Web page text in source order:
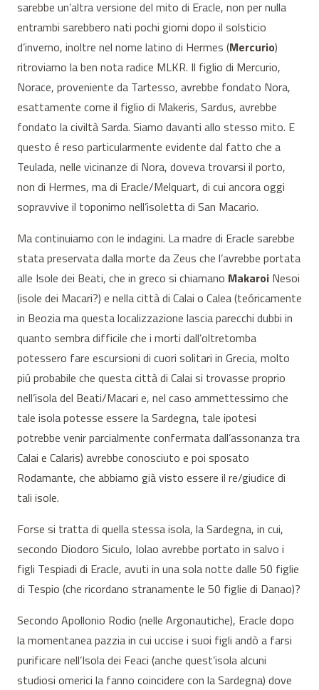
sarebbe un’altra versione del mito di Eracle, non per nulla
entrambi sarebbero nati pochi giorni dopo il solsticio
d’inverno, inoltre nel nome latino di Hermes (Mercurio)
ritroviamo la ben nota radice MLKR. Il figlio di Mercurio,
Norace, proveniente da Tartesso, avrebbe fondato Nora,
esattamente come il figlio di Makeris, Sardus, avrebbe
fondato la civiltà Sarda. Siamo davanti allo stesso mito. E
questo é reso particularmente evidente dal fatto che a
Teulada, nelle vicinanze di Nora, doveva trovarsi il porto,
non di Hermes, ma di Eracle/Melquart, di cui ancora oggi
sopravvive il toponimo nell’isoletta di San Macario.
Ma continuiamo con le indagini. La madre di Eracle sarebbe
stata preservata dalla morte da Zeus che l’avrebbe portata
alle Isole dei Beati, che in greco si chiamano Makaroi Nesoi
(isole dei Macari?) e nella città di Calai o Calea (teóricamente
in Beozia ma questa localizzazione lascia parecchi dubbi in
quanto sembra difficile che i morti dall’oltretomba
potessero fare escursioni di cuori solitari in Grecia, molto
piú probabile che questa città di Calai si trovasse proprio
nell’isola del Beati/Macari e, nel caso ammettessimo che
tale isola potesse essere la Sardegna, tale ipotesi
potrebbe venir parcialmente confermata dall’assonanza tra
Calai e Calaris) avrebbe conosciuto e poi sposato
Rodamante, che abbiamo già visto essere il re/giudice di
tali isole.
Forse si tratta di quella stessa isola, la Sardegna, in cui,
secondo Diodoro Siculo, Iolao avrebbe portato in salvo i
figli Tespiadi di Eracle, avuti in una sola notte dalle 50 figlie
di Tespio (che ricordano stranamente le 50 figlie di Danao)?
Secondo Apollonio Rodio (nelle Argonautiche), Eracle dopo
la momentanea pazzia in cui uccise i suoi figli andò a farsi
purificare nell’Isola dei Feaci (anche quest’isola alcuni
studiosi omerici la fanno coincidere con la Sardegna) dove